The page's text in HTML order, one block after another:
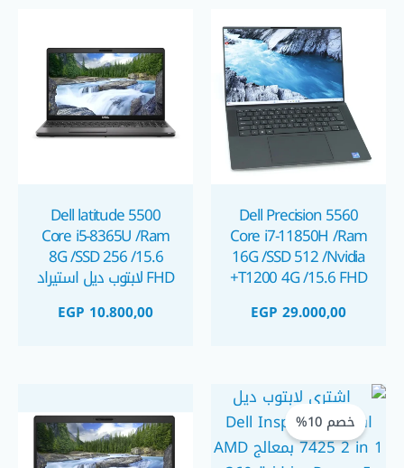
Dell Precision 5560
Core i7-11850H /Ram
16G /SSD 512 /Nvidia
T1200 4G /15.6 FHD+
عشر استيرادEGP 29.000,00
Dell latitude 5500
Core i5-8365U /Ram
8G /SSD 256 /15.6
FHD لابتوب ديل استيراد
EGP 10.800,00
خصم 10%
السعر
الأصلي
هو:
EGP 20.000,00.
السعر
الحالي
هو:
EGP 17.999,00.